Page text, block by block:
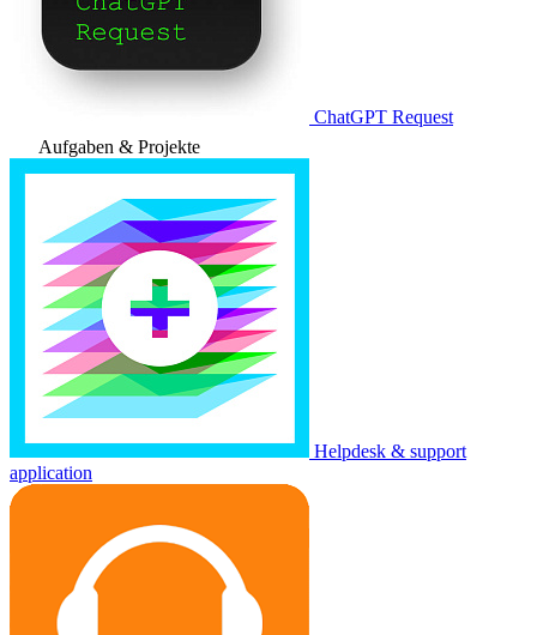
ChatGPT Request
Aufgaben & Projekte
Helpdesk & support
application